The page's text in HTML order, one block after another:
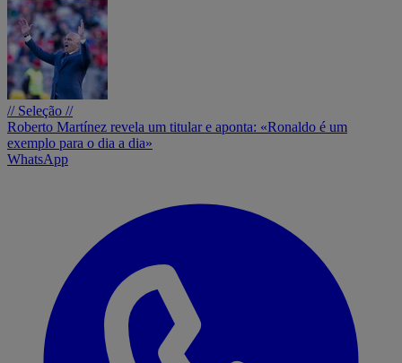
// Seleção //
Roberto Martínez revela um titular e aponta: «Ronaldo é um
exemplo para o dia a dia»
WhatsApp